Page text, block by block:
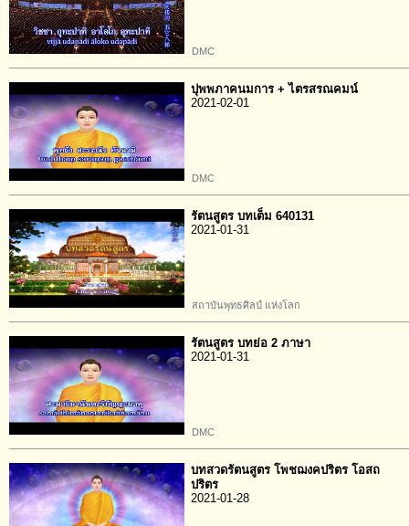
DMC
ปุพพภาคนมการ + ไตรสรณคมน์
2021-02-01
DMC
รัตนสูตร บทเต็ม 640131
2021-01-31
สถาบันพุทธศิลป์ แห่งโลก
รัตนสูตร บทย่อ 2 ภาษา
2021-01-31
DMC
บทสวดรัตนสูตร โพชฌงคปริตร โอสถ
ปริตร
2021-01-28